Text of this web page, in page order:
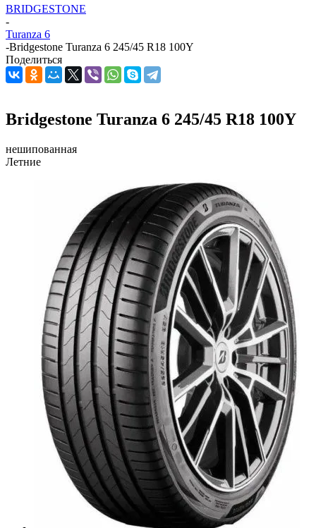
BRIDGESTONE
-
Turanza 6
-Bridgestone Turanza 6 245/45 R18 100Y
Поделиться
Bridgestone Turanza 6 245/45 R18 100Y
нешипованная
Летние